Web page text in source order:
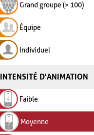
Grand groupe (> 100)
Équipe
Individuel
INTENSITÉ D'ANIMATION
Faible
Moyenne